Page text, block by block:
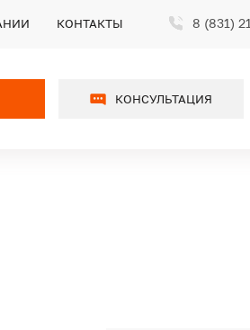
КОНТАКТЫ 8 (831)
КОНСУЛЬТАЦИЯ